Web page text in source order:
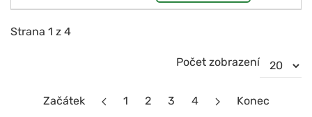
Strana 1 z 4
Počet zobrazení
Začátek 1 2 3 4 Konec